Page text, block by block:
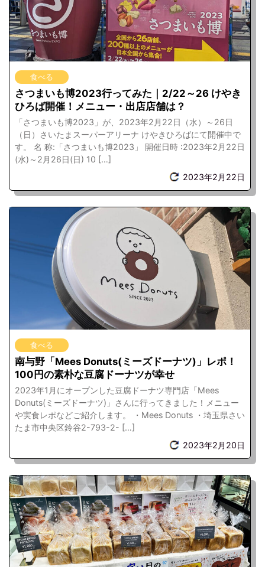
食べる
さつまいも博2023行ってみた｜2/22～26 けやき
ひろば開催！メニュー・出店店舗は？
「さつまいも博2023」が、2023年2月22日（水）～26日
（日）さいたまスーパーアリーナ けやきひろばにて開催中で
す。 名 称:「さつまいも博2023」 開催日時 :2023年2月22日
(水)～2月26日(日) 10 […]
2023年2月22日
食べる
南与野「Mees Donuts(ミーズドーナツ)」レポ！
100円の素朴な豆腐ドーナツが幸せ
2023年1月にオープンした豆腐ドーナツ専門店「Mees
Donuts(ミーズドーナツ)」さんに行ってきました！メニュー
や実食レポなどご紹介します。 ・Mees Donuts ・埼玉県さい
たま市中央区鈴谷2-793-2- […]
2023年2月20日